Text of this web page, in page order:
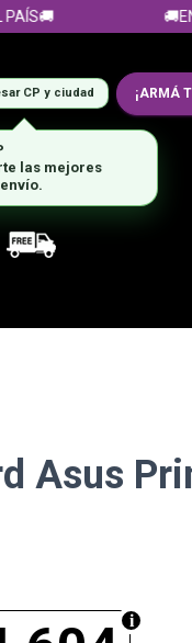
CP y ciudad ¡ARMÁ
Asus
las mejores